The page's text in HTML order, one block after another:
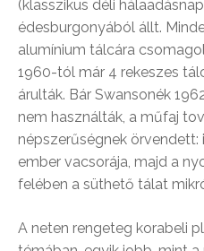
(klasszikus déli
édesburgonyából állt.
alumínium tálcára
1960-tól már 4 rekeszes
árulták. Bár Swansonék
nem használták, a műfaj
népszerűségnek
ember vacsorája, majd a
felében a süthető tálat
A neten rengeteg korabeli